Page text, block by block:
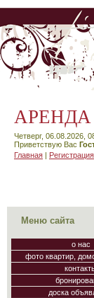
Четверг, 06.08.2026,
Приветствую Вас
Главная | Регистрация
Меню сайта
о нас
фото квартир,
доска